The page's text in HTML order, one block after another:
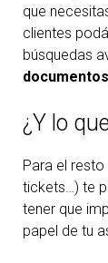
que
clientes
búsquedas
¿Y lo
Para el
tickets…) te
tener que
papel de tu